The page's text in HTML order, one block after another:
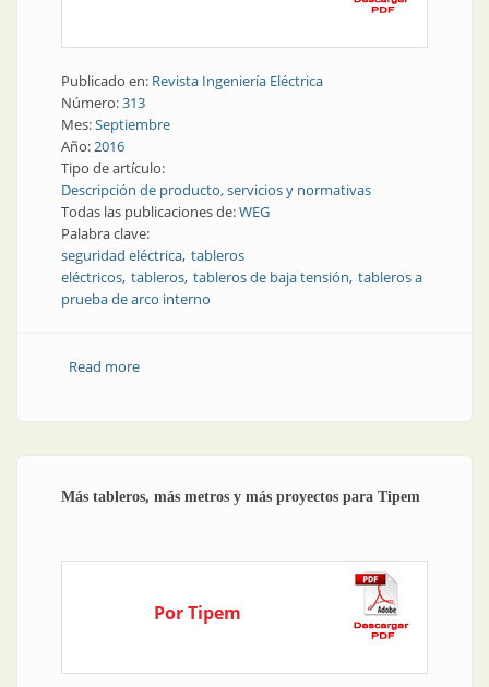
Publicado en: Revista Ingeniería Eléctrica
Número:313
Mes:Septiembre
Año:2016
Tipo de artículo:
Descripción de producto, servicios y normativas
Todas las publicaciones de:WEG
Palabra clave:
seguridad eléctrica tableros
eléctricos tableros tableros de baja tensión tableros a
prueba de arco interno
Read moreabout Producto | Tableros que protegen equipos y
Más tableros, más metros y más proyectos para Tipem
Por Tipem